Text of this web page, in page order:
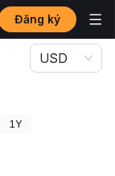
Đăng ký
USD
1Y